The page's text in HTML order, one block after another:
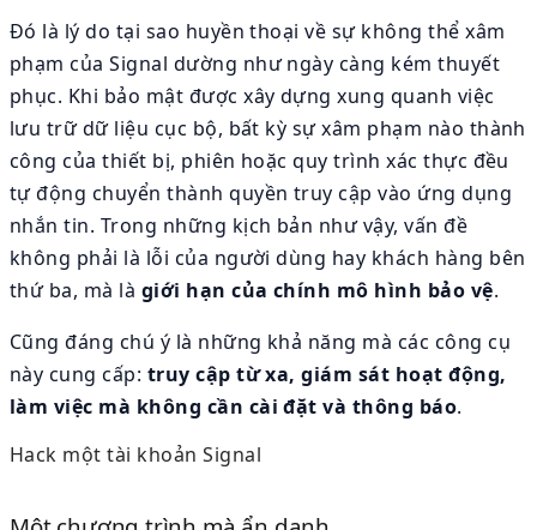
Đó là lý do tại sao huyền thoại về sự không thể xâm
phạm của Signal dường như ngày càng kém thuyết
phục. Khi bảo mật được xây dựng xung quanh việc
lưu trữ dữ liệu cục bộ, bất kỳ sự xâm phạm nào thành
công của thiết bị, phiên hoặc quy trình xác thực đều
tự động chuyển thành quyền truy cập vào ứng dụng
nhắn tin. Trong những kịch bản như vậy, vấn đề
không phải là lỗi của người dùng hay khách hàng bên
thứ ba, mà là giới hạn của chính mô hình bảo vệ.
Cũng đáng chú ý là những khả năng mà các công cụ
này cung cấp: truy cập từ xa, giám sát hoạt động,
làm việc mà không cần cài đặt và thông báo.
Hack một tài khoản Signal